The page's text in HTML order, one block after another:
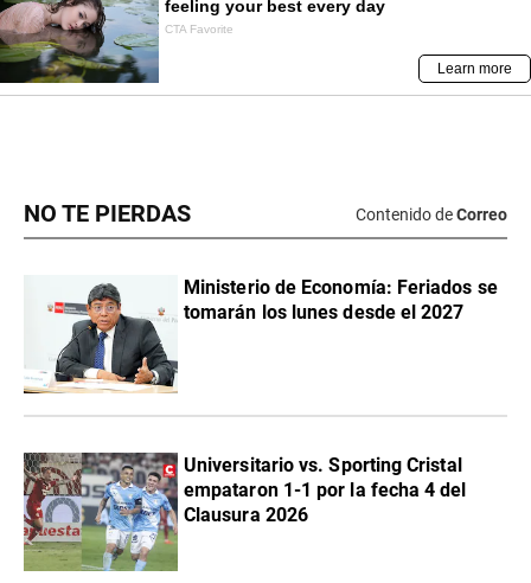
NO TE PIERDAS Contenido deCorreo
Ministerio de Economía: Feriados se
tomarán los lunes desde el 2027
Universitario vs. Sporting Cristal
empataron 1-1 por la fecha 4 del
Clausura 2026